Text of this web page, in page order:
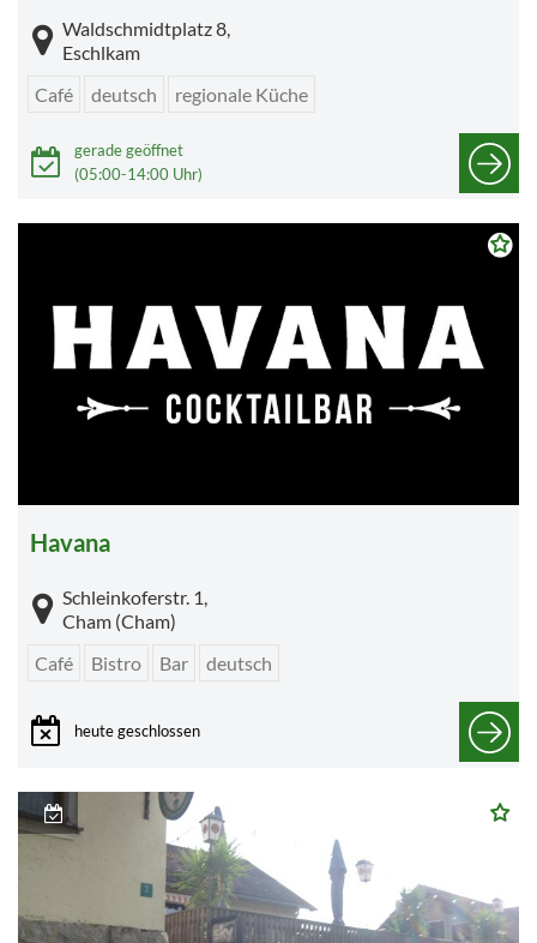
Waldschmidtplatz 8,
Eschlkam
Café
deutsch regionale Küche
gerade geöffnet
(05:00-14:00 Uhr)
Havana
Schleinkoferstr. 1,
Cham (Cham)
Café
Bistro Bar deutsch
heute geschlossen